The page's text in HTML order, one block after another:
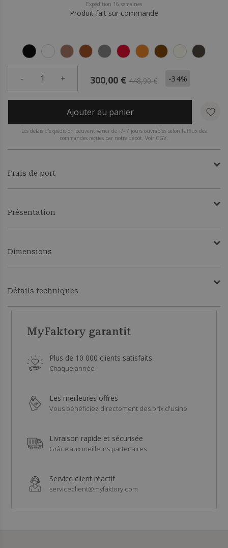
Expédition 16 semaines
Produit fait sur commande
- 1 + 300,00 € 448,90 € -34%
Ajouter au panier
Les délais d'expédition peuvent varier de +/- 7 jours ouvrables selon l'afflux des
commandes reçues par notre dépôt. Voir CGV.
Frais de port
Présentation
Dimensions
Détails techniques
MyFaktory garantit
Plus de 10 000 clients satisfaits
Chaque année
Les meilleures offres
Vous bénéficiez directement des prix d'usine
Livraison rapide et sécurisée
Grâce aux meilleurs partenaires
Service client réactif
serviceclient@myfaktory.com